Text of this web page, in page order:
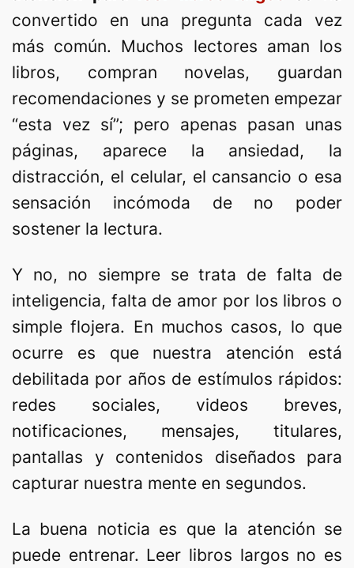
convertido en una pregunta cada vez
más común. Muchos lectores aman los
libros, compran novelas, guardan
recomendaciones y se prometen empezar
“esta vez sí”; pero apenas pasan unas
páginas, aparece la ansiedad, la
distracción, el celular, el cansancio o esa
sensación incómoda de no poder
sostener la lectura.
Y no, no siempre se trata de falta de
inteligencia, falta de amor por los libros o
simple flojera. En muchos casos, lo que
ocurre es que nuestra atención está
debilitada por años de estímulos rápidos:
redes sociales, videos breves,
notificaciones, mensajes, titulares,
pantallas y contenidos diseñados para
capturar nuestra mente en segundos.
La buena noticia es que la atención se
puede entrenar. Leer libros largos no es